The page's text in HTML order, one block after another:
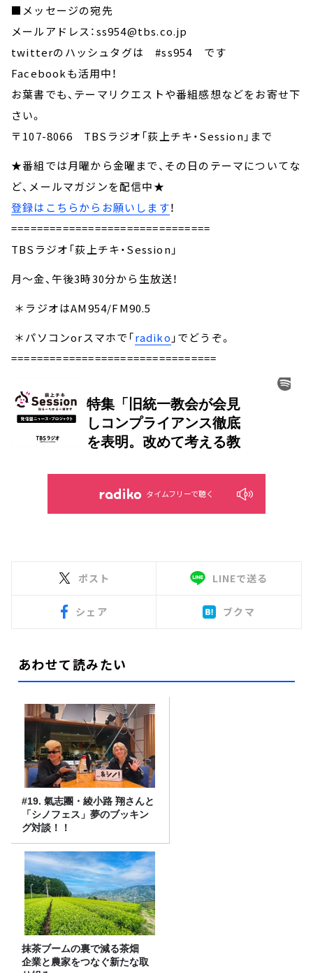
■メッセージの宛先
メールアドレス：ss954@tbs.co.jp
twitterのハッシュタグは #ss954 です
Facebookも活用中！
お葉書でも、テーマリクエストや番組感想などをお寄せ下
さい。
〒107-8066 TBSラジオ「荻上チキ・Session」まで
★番組では月曜から金曜まで、その日のテーマについてな
ど、メールマガジンを配信中★
登録はこちらからお願いします！
===============================
TBSラジオ「荻上チキ・Session」
月～金、午後3時30分から生放送！
＊ラジオはAM954/FM90.5
＊パソコンorスマホで「radiko 」でどうぞ。
================================
タイムフリーで聴く
ポスト LINEで送る
シェア ブクマ
あわせて読みたい
#19. 氣志團・綾小路 翔さんと
「シノフェス」夢のブッキン
グ対談！！
抹茶ブームの裏で減る茶畑
企業と農家をつなぐ新たな取